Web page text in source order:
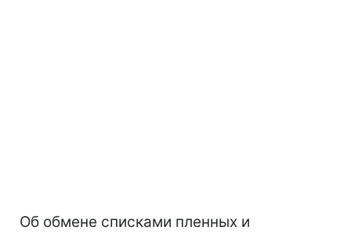
Об обмене списками пленных и